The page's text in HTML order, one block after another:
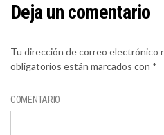
Deja un comentario
Tu dirección de correo electrónico
obligatorios están marcados con *
COMENTARIO